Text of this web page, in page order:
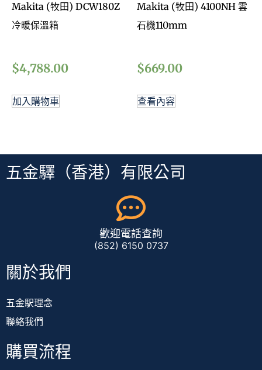
Makita (牧田) DCW180Z
冷暖保溫箱
$4,788.00
加入購物車
Makita (牧田) 4100NH 雲
石機110mm
$669.00
查看內容
五金驛（香港）有限公司
歡迎電話查詢
(852) 6150 0737
關於我們
五金駅理念
聯絡我們
購買流程